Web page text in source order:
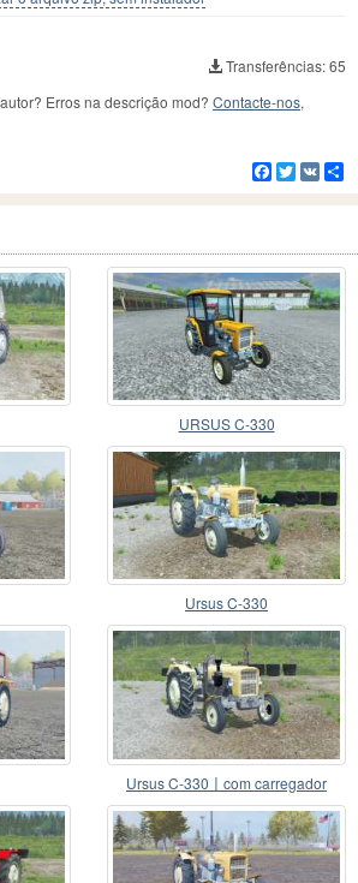
Transferências: 65
Erros na descrição mod? Contacte-nos,
Facebook
Twitter
VK
URSUS C-330
Ursus C-330
Ursus C-330〡com carregador
frontal